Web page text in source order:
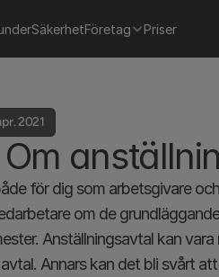
SäkerhetFöretag Priser
2021
Om
för dig som arbetsgivare
om de
Anställningsavtal kan
Annars kan det bli svårt